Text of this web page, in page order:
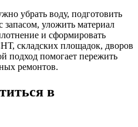
убрать воду, подготовить
запасом, уложить материал
и сформировать
складских площадок, дворов
подход помогает пережить
ремонтов.
в